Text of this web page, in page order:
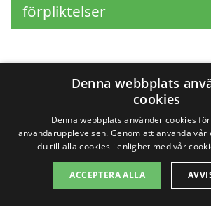
förpliktelser
Sök efter
städer nära
Denna webbplats
cookies
Denna webbplats använder cookies
användarupplevelsen. Genom att använda
du till alla cookies i enlighet med vår
ACCEPTERA ALLA